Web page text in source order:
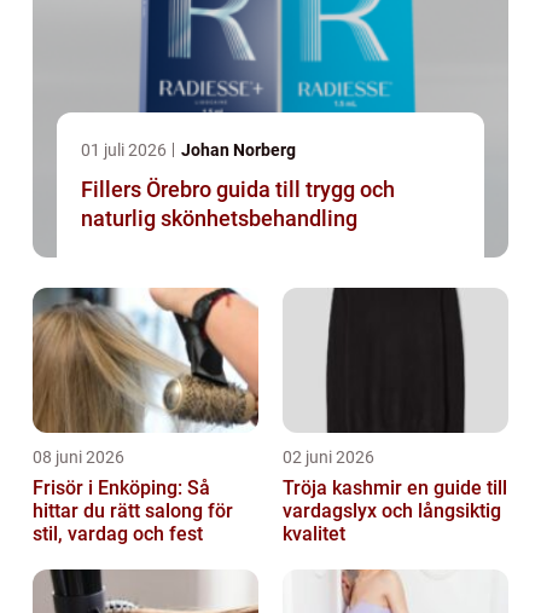
01 juli 2026 Johan Norberg
Fillers Örebro guida till trygg och
naturlig skönhetsbehandling
08 juni 2026
Frisör i Enköping: Så
hittar du rätt salong för
stil, vardag och fest
02 juni 2026
Tröja kashmir en guide till
vardagslyx och långsiktig
kvalitet